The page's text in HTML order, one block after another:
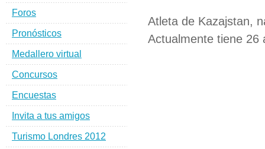
Atleta de Kazajstan,
Actualmente tiene 26
Foros
Pronósticos
Medallero virtual
Concursos
Encuestas
Invita a tus amigos
Turismo Londres 2012